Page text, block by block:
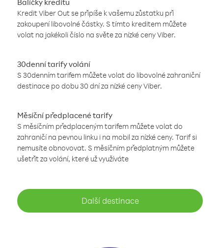
Balíčky kreditu
Kredit Viber Out se připíše k vašemu zůstatku při
zakoupení libovolné částky. S tímto kreditem můžete
volat na jakékoli číslo na světe za nízké ceny Viber.
30denní tarify volání
S 30denním tarifem můžete volat do libovolné zahraniční
destinace po dobu 30 dní za nízké ceny Viber.
Měsíční předplacené tarify
S měsíčním předplaceným tarifem můžete volat do
zahraničí na pevnou linku i na mobil za nízké ceny. Tarif si
nemusíte obnovovat. S měsíčním předplatným můžete
ušetřit za volání, které už využíváte
Další destinace